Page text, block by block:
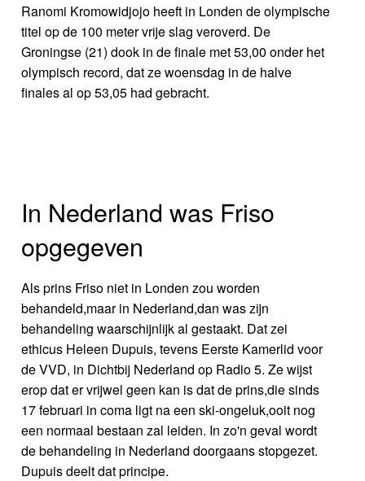
Ranomi Kromowidjojo heeft in Londen de olympische
titel op de 100 meter vrije slag veroverd. De
Groningse (21) dook in de finale met 53,00 onder het
olympisch record, dat ze woensdag in de halve
finales al op 53,05 had gebracht.
In Nederland was Friso
opgegeven
Als prins Friso niet in Londen zou worden
behandeld,maar in Nederland,dan was zijn
behandeling waarschijnlijk al gestaakt. Dat zei
ethicus Heleen Dupuis, tevens Eerste Kamerlid voor
de VVD, in Dichtbij Nederland op Radio 5. Ze wijst
erop dat er vrijwel geen kan is dat de prins,die sinds
17 februari in coma ligt na een ski-ongeluk,ooit nog
een normaal bestaan zal leiden. In zo'n geval wordt
de behandeling in Nederland doorgaans stopgezet.
Dupuis deelt dat principe.